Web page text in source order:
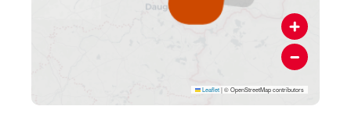
Leaflet|© OpenStreetMap contributors